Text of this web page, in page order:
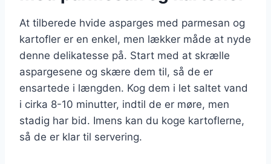
At tilberede hvide asparges med parmesan og
kartofler er en enkel, men lækker måde at nyde
denne delikatesse på. Start med at skrælle
aspargesene og skære dem til, så de er
ensartede i længden. Kog dem i let saltet vand
i cirka 8-10 minutter, indtil de er møre, men
stadig har bid. Imens kan du koge kartoflerne,
så de er klar til servering.